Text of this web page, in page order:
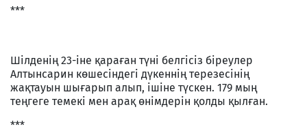
***
Шілденің 23-іне қараған түні белгісіз біреулер
Алтынсарин көшесіндегі дүкеннің терезесінің
жақтауын шығарып алып, ішіне түскен. 179 мың
теңгеге темекі мен арақ өнімдерін қолды қылған.
***